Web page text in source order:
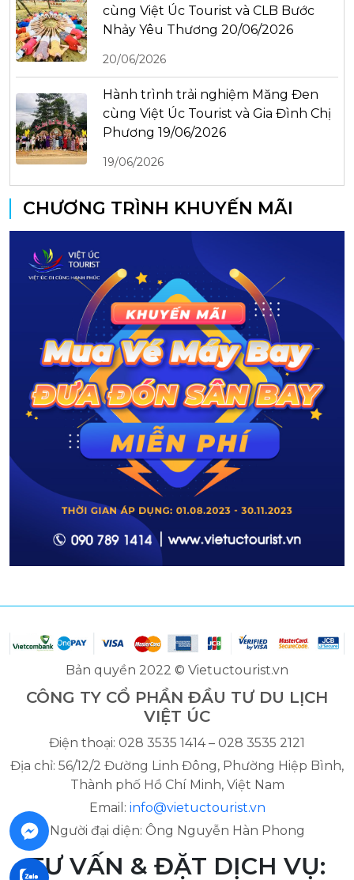
cùng Việt Úc Tourist và CLB Bước
Nhảy Yêu Thương 20/06/2026
20/06/2026
Hành trình trải nghiệm Măng Đen
cùng Việt Úc Tourist và Gia Đình Chị
Phương 19/06/2026
19/06/2026
CHƯƠNG TRÌNH KHUYẾN MÃI
Bản quyền 2022 © Vietuctourist.vn
CÔNG TY CỔ PHẦN ĐẦU TƯ DU LỊCH
VIỆT ÚC
Điện thoại: 028 3535 1414 – 028 3535 2121
Địa chỉ: 56/12/2 Đường Linh Đông, Phường Hiệp Bình,
Thành phố Hồ Chí Minh, Việt Nam
Email: info@vietuctourist.vn
Người đại diện: Ông Nguyễn Hàn Phong
TƯ VẤN & ĐẶT DỊCH VỤ: